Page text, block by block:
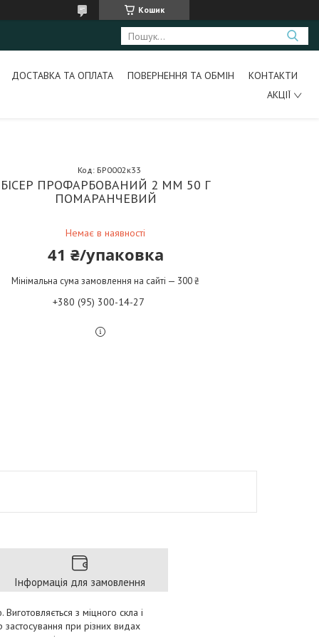
Кошик
ДОСТАВКА ТА ОПЛАТА ПОВЕРНЕННЯ ТА ОБМІН
КОНТАКТИ
АКЦІЇ
БІСЕР ПРОФАРБОВАНИЙ 2 ММ 50 Г
ПОМАРАНЧЕВИЙ
Немає в наявності
Код: БР0002к33
41 ₴/упаковка
Мінімальна сума замовлення на сайті — 300 ₴
+380 (95) 300-14-27
Інформація для замовлення
з міцного скла і
при різних видах